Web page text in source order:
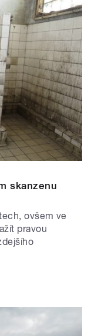
skanzenu
ovšem ve
pravou